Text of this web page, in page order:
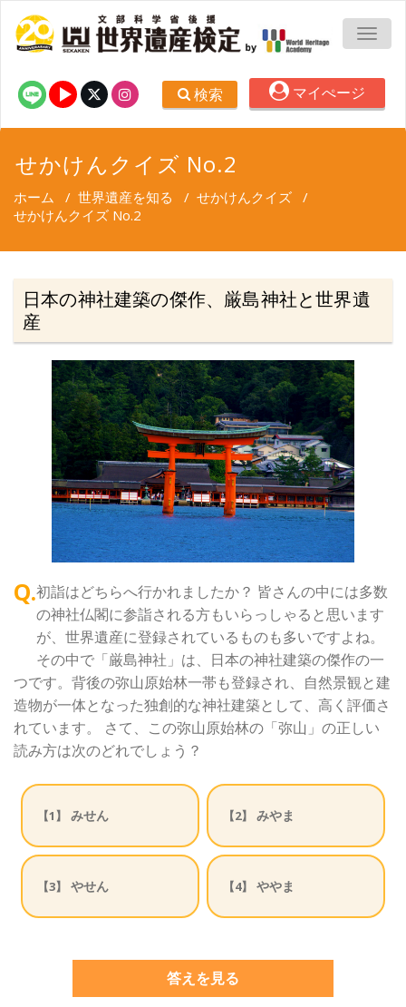
検索 マイぺージ
せかけんクイズ No.2
ホーム / 世界遺産を知る / せかけんクイズ /
せかけんクイズ No.2
日本の神社建築の傑作、厳島神社と世界遺
産
Q.初詣はどちらへ行かれましたか？ 皆さんの中には多数
の神社仏閣に参詣される方もいらっしゃると思います
が、世界遺産に登録されているものも多いですよね。
その中で「厳島神社」は、日本の神社建築の傑作の一
つです。背後の弥山原始林一帯も登録され、自然景観と建
造物が一体となった独創的な神社建築として、高く評価さ
れています。 さて、この弥山原始林の「弥山」の正しい
読み方は次のどれでしょう？
【1】 みせん 【2】 みやま
【3】 やせん 【4】 ややま
答えを見る